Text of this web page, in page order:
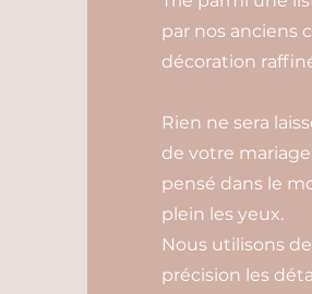
par nos anciens
décoration
Rien ne sera
de votre
pensé dans le
plein les yeux.
Nous utilisons
précision les